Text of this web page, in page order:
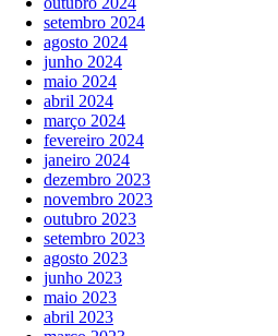
setembro 2024
agosto 2024
junho 2024
maio 2024
abril 2024
março 2024
fevereiro 2024
janeiro 2024
dezembro 2023
novembro 2023
outubro 2023
setembro 2023
agosto 2023
junho 2023
maio 2023
abril 2023